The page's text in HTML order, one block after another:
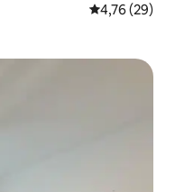
Évaluation
4,76 (29)